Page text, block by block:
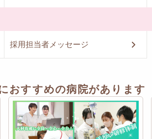
採用担当者メッセージ
おすすめの病院があります